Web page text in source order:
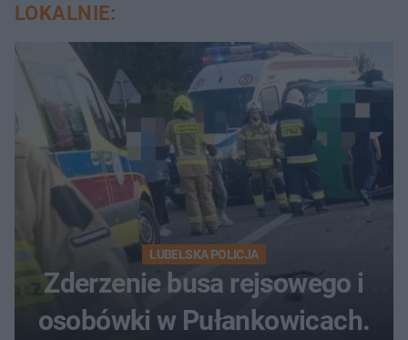
LOKALNIE:
LUBELSKA POLICJA
Zderzenie busa rejsowego i
osobówki w Pułankowicach.